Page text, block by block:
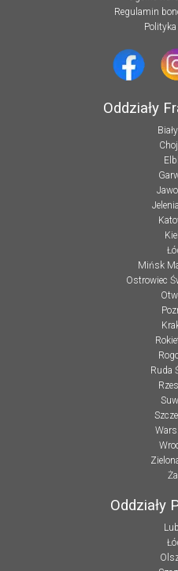
Regulamin
Oddziały
Mińsk
Ostrowiec
Ruda
Oddziały